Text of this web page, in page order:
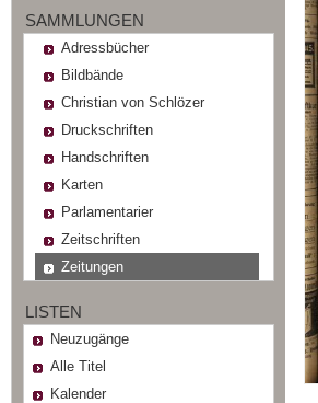
SAMMLUNGEN
Adressbücher
Bildbände
Christian von Schlözer
Druckschriften
Handschriften
Karten
Parlamentarier
Zeitschriften
Zeitungen
LISTEN
Neuzugänge
Alle Titel
Kalender